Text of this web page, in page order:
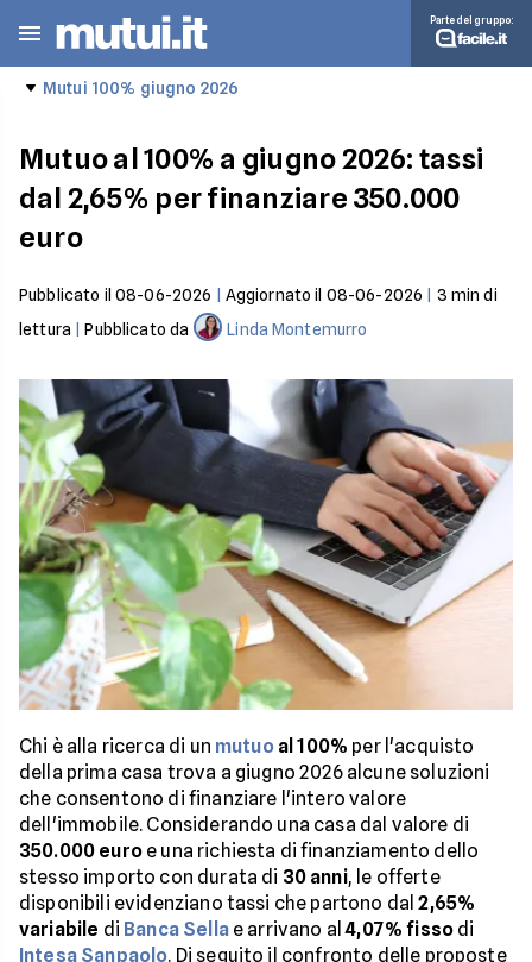
Parte del gruppo:
Mutui 100% giugno 2026
Mutuo al 100% a giugno 2026: tassi
dal 2,65% per finanziare 350.000
euro
Pubblicato il 08-06-2026 Aggiornato il 08-06-2026 3 min di
lettura |Pubblicato da Linda Montemurro
Chi è alla ricerca di un mutuo al 100% per l'acquisto
della prima casa trova a giugno 2026 alcune soluzioni
che consentono di finanziare l'intero valore
dell'immobile. Considerando una casa dal valore di
350.000 euroe una richiesta di finanziamento dello
stesso importo con durata di 30 anni, le offerte
disponibili evidenziano tassi che partono dal2,65%
variabile di Banca Sellae arrivano al4,07% fisso di
Intesa Sanpaolo. Di seguito il confronto delle proposte